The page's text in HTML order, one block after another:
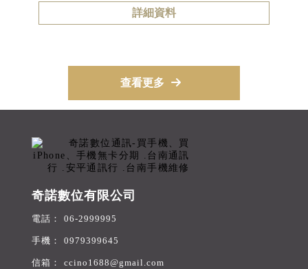
詳細資料
查看更多
奇諾數位有限公司
06-2999995
0979399645
ccino1688@gmail.com